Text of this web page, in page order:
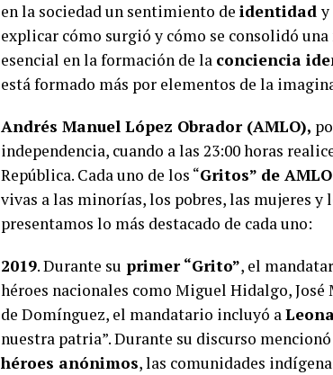
en la sociedad un sentimiento de identidady
explicar cómo surgió y cómo se consolidó
esencial en la formación de la conciencia
está formado más por elementos de la
Andrés Manuel López Obrador (AMLO),
independencia, cuando a las 23:00 horas
República. Cada uno de los “Gritos” de AMLO
vivas a las minorías, los pobres, las mujeres
presentamos lo más destacado de cada uno:
2019. Durante su primer “Grito”, el
héroes nacionales como Miguel Hidalgo,
de Domínguez, el mandatario incluyó a
nuestra patria”. Durante su discurso mencionó
héroes anónimos, las comunidades